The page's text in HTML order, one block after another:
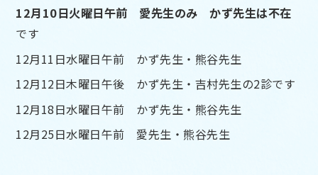
12月10日火曜日午前 愛先生のみ かず先生は不在
です
12月11日水曜日午前 かず先生・熊谷先生
12月12日木曜日午後 かず先生・吉村先生の2診です
12月18日水曜日午前 かず先生・熊谷先生
12月25日水曜日午前 愛先生・熊谷先生